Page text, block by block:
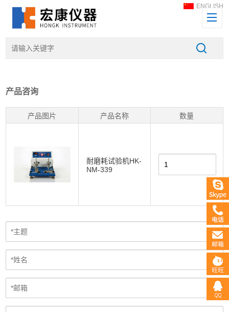
ENGLISH
产品咨询
产品图片 产品名称
耐磨耗试验机HK-
NM-339
数量